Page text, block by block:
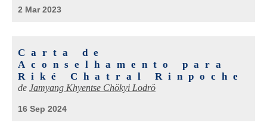
2 Mar 2023
Carta de
Aconselhamento para
Riké Chatral Rinpoche
de Jamyang Khyentse Chökyi Lodrö
16 Sep 2024